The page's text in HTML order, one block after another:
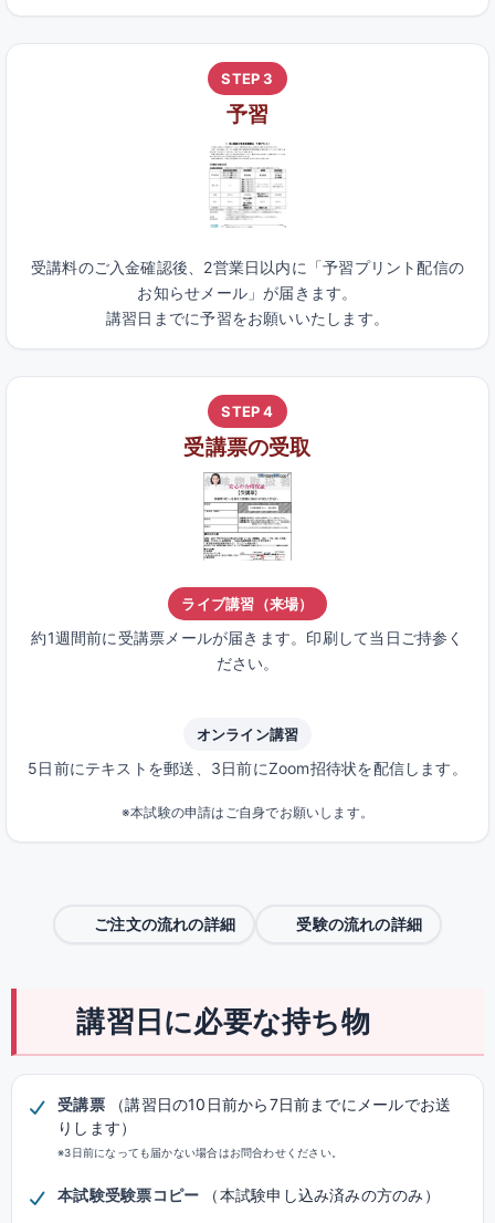
STEP 3
予習
受講料のご入金確認後、2営業日以内に「予習プリント配信の
お知らせメール」が届きます。
講習日までに予習をお願いいたします。
STEP 4
受講票の受取
ライブ講習（来場）
約1週間前に受講票メールが届きます。印刷して当日ご持参く
ださい。
オンライン講習
5日前にテキストを郵送、3日前にZoom招待状を配信します。
※本試験の申請はご自身でお願いします。
ご注文の流れの詳細 受験の流れの詳細
講習日に必要な持ち物
受講票
（講習日の10日前から7日前までにメールでお送
りします）
※3日前になっても届かない場合はお問合わせください。
本試験受験票コピー （本試験申し込み済みの方のみ）